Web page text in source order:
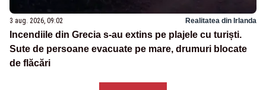
3 aug. 2026, 09:02 Realitatea din Irlanda
Incendiile din Grecia s-au extins pe plajele cu turiști.
Sute de persoane evacuate pe mare, drumuri blocate
de flăcări